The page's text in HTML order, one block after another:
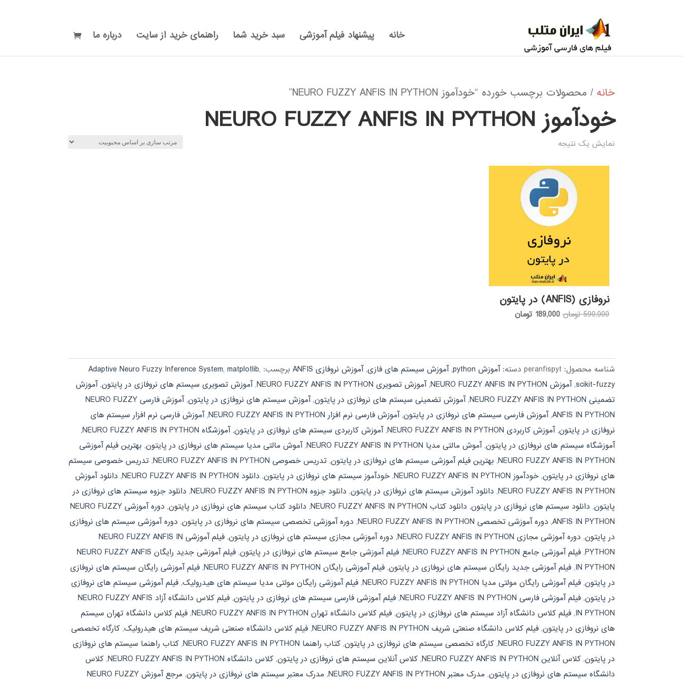
خانه پیشنهاد فیلم آموزشی سبد خرید شما راهنمای خرید از سایت درباره ما
خانه / محصولات برچسب خورده “خودآموز NEURO FUZZY ANFIS IN PYTHON”
خودآموز NEURO FUZZY ANFIS IN PYTHON
نمایش یک نتیجه
نروفازی (ANFIS) در پایتون
590,000 تومان قیمت
189,000 تومان
شناسه محصول: peranfispyt دسته:آموزش python ,آموزش سیستم های فازی,آموزش نروفازی ANFIS برچسب: Adaptive Neuro Fuzzy Inference System, matplotlib,
scikit-fuzzy
,آموزش NEURO FUZZY ANFIS IN PYTHON ,آموزش تصویری NEURO FUZZY ANFIS IN PYTHON ,آموزش تصویری سیستم های نروفازی در پایتون,آموزش
تضمینی NEURO FUZZY ANFIS IN PYTHON
,آموزش تضمینی سیستم های نروفازی در پایتون,آموزش سیستم های نروفازی در پایتون,
آموزش فارسی NEURO FUZZY
ANFIS IN PYTHON
,آموزش فارسی سیستم های نروفازی در پایتون,آموزش فارسی نرم افزار NEURO FUZZY ANFIS IN PYTHON ,آموزش فارسی نرم افزار سیستم های
نروفازی در پایتون,آموزش کاربردی NEURO FUZZY ANFIS IN PYTHON ,آموزش کاربردی سیستم های نروفازی در پایتون,آموزشگاه NEURO FUZZY ANFIS IN PYTHON
,
آموزشگاه سیستم های نروفازی در پایتون,آموش مالتی مدیا NEURO FUZZY ANFIS IN PYTHON ,آموش مالتی مدیا سیستم های نروفازی در پایتون, بهترین فیلم آموزشی
NEURO FUZZY ANFIS IN PYTHON
, بهترین فیلم آموزشی سیستم های نروفازی در پایتون,تدریس خصوصی NEURO FUZZY ANFIS IN PYTHON ,تدریس خصوصی سیستم
های نروفازی در پایتون,خودآموز NEURO FUZZY ANFIS IN PYTHON ,خودآموز سیستم های نروفازی در پایتون, دانلود NEURO FUZZY ANFIS IN PYTHON , دانلود آموزش
NEURO FUZZY ANFIS IN PYTHON
, دانلود آموزش سیستم های نروفازی در پایتون, دانلود جزوه NEURO FUZZY ANFIS IN PYTHON , دانلود جزوه سیستم های نروفازی در
پایتون, دانلود سیستم های نروفازی در پایتون, دانلود کتاب NEURO FUZZY ANFIS IN PYTHON , دانلود کتاب سیستم های نروفازی در پایتون,
دوره آموزشی NEURO FUZZY
ANFIS IN PYTHON
, دوره آموزشی تخصصی NEURO FUZZY ANFIS IN PYTHON , دوره آموزشی تخصصی سیستم های نروفازی در پایتون, دوره آموزشی سیستم های نروفازی
در پایتون, دوره آموزشی مجازی NEURO FUZZY ANFIS IN PYTHON , دوره آموزشی مجازی سیستم های نروفازی در پایتون,
فیلم آموزشی NEURO FUZZY ANFIS IN
PYTHON
,فیلم آموزشی جامع NEURO FUZZY ANFIS IN PYTHON ,فیلم آموزشی جامع سیستم های نروفازی در پایتون,
فیلم آموزشی جدید رایگان NEURO FUZZY ANFIS
IN PYTHON
,فیلم آموزشی جدید رایگان سیستم های نروفازی در پایتون,فیلم آموزشی رایگان NEURO FUZZY ANFIS IN PYTHON ,فیلم آموزشی رایگان سیستم های نروفازی
در پایتون,فیلم آموزشی رایگان مولتی مدیا NEURO FUZZY ANFIS IN PYTHON ,فیلم آموزشی رایگان مولتی مدیا سیستم های هیدرولیک,فیلم آموزشی سیستم های نروفازی
در پایتون,فیلم آموزشی فارسی NEURO FUZZY ANFIS IN PYTHON ,فیلم آموزشی فارسی سیستم های نروفازی در پایتون,
فیلم کلاس دانشگاه آزاد NEURO FUZZY ANFIS
IN PYTHON
,فیلم کلاس دانشگاه آزاد سیستم های نروفازی در پایتون,فیلم کلاس دانشگاه تهران NEURO FUZZY ANFIS IN PYTHON ,فیلم کلاس دانشگاه تهران سیستم
های نروفازی در پایتون,فیلم کلاس دانشگاه صنعتی شریف NEURO FUZZY ANFIS IN PYTHON ,فیلم کلاس دانشگاه صنعتی شریف سیستم های هیدرولیک,کارگاه تخصصی
NEURO FUZZY ANFIS IN PYTHON
,کارگاه تخصصی سیستم های نروفازی در پایتون,کتاب راهنما NEURO FUZZY ANFIS IN PYTHON ,کتاب راهنما سیستم های نروفازی
در پایتون,کلاس آنلاین NEURO FUZZY ANFIS IN PYTHON ,کلاس آنلاین سیستم های نروفازی در پایتون,کلاس دانشگاه NEURO FUZZY ANFIS IN PYTHON ,کلاس
دانشگاه سیستم های نروفازی در پایتون, مدرک معتبر NEURO FUZZY ANFIS IN PYTHON , مدرک معتبر سیستم های نروفازی در پایتون, مرجع آموزش NEURO FUZZY